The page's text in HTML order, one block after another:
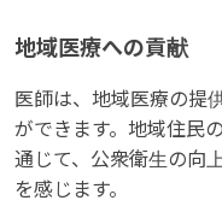
地域医療への貢献
医師は、地域医療の提
ができます。地域住民
通じて、公衆衛生の向
を感じます。